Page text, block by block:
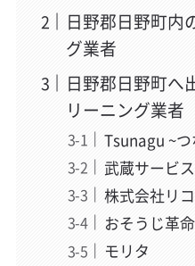
日野郡日野町内
グ業者
日野郡日野町へ
リーニング業者
Tsunagu ~
武蔵サービス
株式会社リコ
おそうじ革
モリタ